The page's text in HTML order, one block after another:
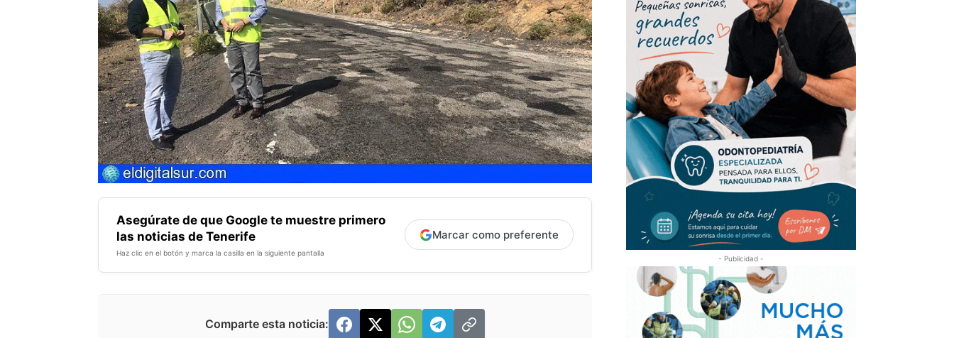
Asegúrate de que Google te muestre primero
las noticias de Tenerife
Haz clic en el botón y marca la casilla en la siguiente pantalla
Marcar como preferente
Comparte esta noticia:
- Publicidad -